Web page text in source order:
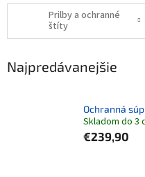
Prilby a ochranné
štíty
Najpredávanejšie
Ochranná
Skladom do 3
€239,90